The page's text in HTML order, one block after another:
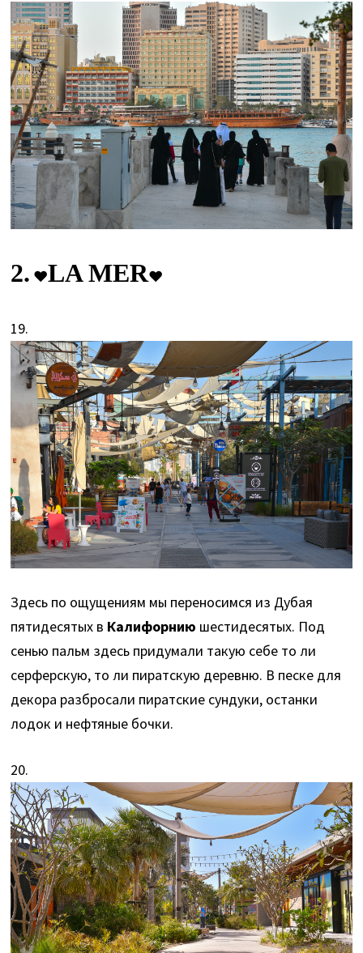
2. ♥LA MER♥
19.
Здесь по ощущениям мы переносимся из Дубая
пятидесятых в Калифорнию шестидесятых. Под
сенью пальм здесь придумали такую себе то ли
серферскую, то ли пиратскую деревню. В песке для
декора разбросали пиратские сундуки, останки
лодок и нефтяные бочки.
20.